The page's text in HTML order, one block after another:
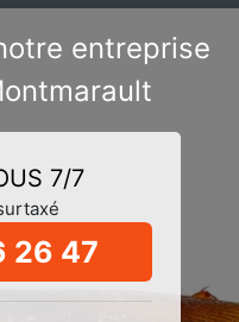
entreprise
7/7
26 47